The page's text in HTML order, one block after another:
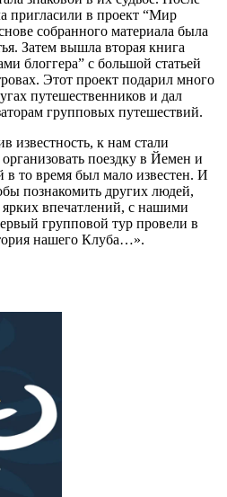
пригласили в проект “Мир
собранного материала была
Затем вышла вторая книга
блоггера” с большой статьей
Этот проект подарил много
путешественников и дал
групповых путешествий.
известность, к нам стали
поездку в Йемен и
в то время был мало известен. И
познакомить других людей,
впечатлений, с нашими
групповой тур провели в
нашего Клуба…».